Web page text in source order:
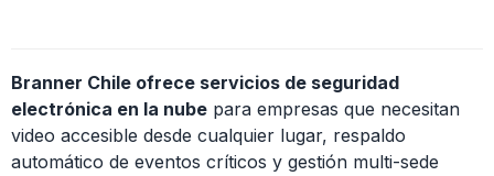
Branner Chile ofrece servicios de seguridad
electrónica en la nube para empresas que necesitan
video accesible desde cualquier lugar, respaldo
automático de eventos críticos y gestión multi-sede